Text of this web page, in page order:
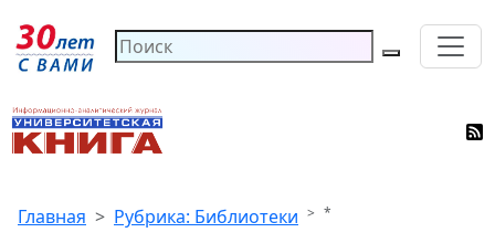
Главная Рубрика: Библиотеки *